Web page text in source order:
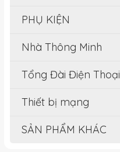
PHỤ KIỆN
Nhà Thông Minh
Tổng Đài Điện Thoại
Thiết bị mạng
SẢN PHẨM KHÁC